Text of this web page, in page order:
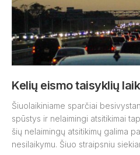
Kelių eismo taisyklių
Šiuolaikiniame sparčiai
spūstys ir nelaimingi atsitikimai
šių nelaimingų atsitikimų galima
nesilaikymu. Šiuo straipsniu